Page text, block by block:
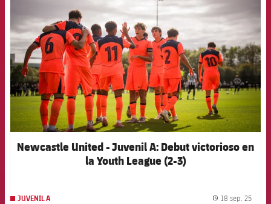
Newcastle United - Juvenil A: Debut victorioso en
la Youth League (2-3)
JUVENIL A 18 sep. 25